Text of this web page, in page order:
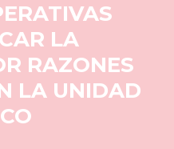
LA
RAZONES
LA UNIDAD